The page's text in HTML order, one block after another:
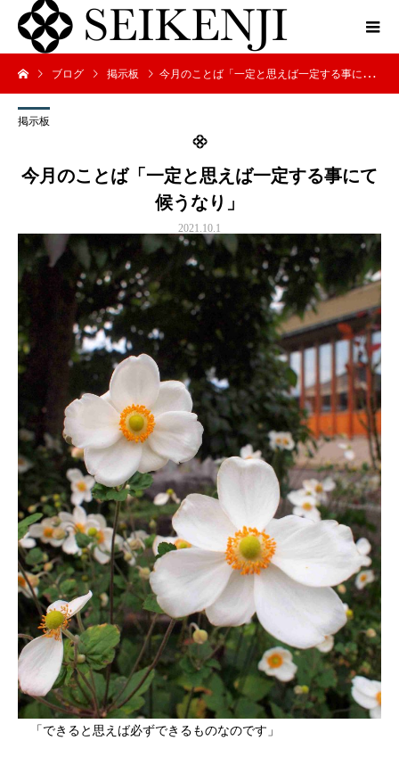
ブログ 掲示板 今月のことば「一定と思えば一定する事にて候うなり」
掲示板
今月のことば「一定と思えば一定する事にて
候うなり」
2021.10.1
「できると思えば必ずできるものなのです」